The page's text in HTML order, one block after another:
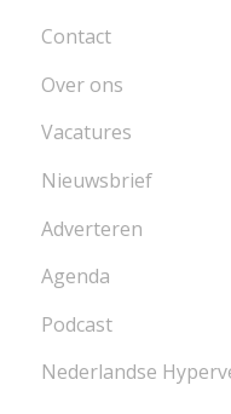
Contact
Over ons
Vacatures
Nieuwsbrief
Adverteren
Agenda
Podcast
Nederlandse